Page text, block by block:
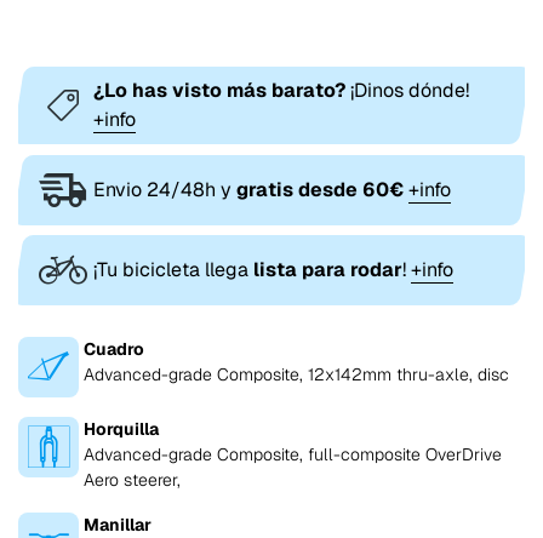
¿Lo has visto más barato?¡Dinos dónde!
+info
Envio 24/48h y gratis desde 60€+info
¡Tu bicicleta llega lista para rodar!+info
Cuadro
Advanced-grade Composite, 12x142mm thru-axle, disc
Horquilla
Advanced-grade Composite, full-composite OverDrive
Aero steerer,
Manillar